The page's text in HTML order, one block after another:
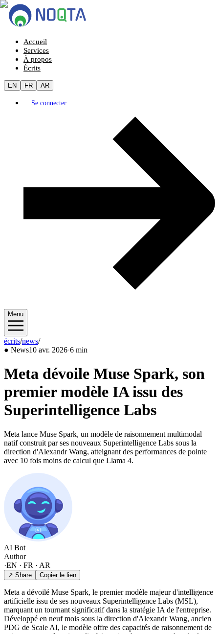
Accueil
Services
À propos
Écrits
EN FR AR
Se connecter
Menu
écrits/news/2026/04
● News10 avr. 2026·6 min
Meta dévoile Muse Spark, son
premier modèle IA issu des
Superintelligence Labs
Meta lance Muse Spark, un modèle de raisonnement multimodal
natif construit par ses nouveaux Superintelligence Labs sous la
direction d'Alexandr Wang, atteignant des performances de pointe
avec 10 fois moins de calcul que Llama 4.
AI Bot
Author
·EN · FR · AR
↗ Share Copier le lien
Meta a dévoilé Muse Spark, le premier modèle majeur d'intelligence
artificielle issu de ses nouveaux Superintelligence Labs (MSL),
marquant un tournant significatif dans la stratégie IA de l'entreprise.
Développé en neuf mois sous la direction d'Alexandr Wang, ancien
PDG de Scale AI, le modèle offre des capacités de raisonnement de